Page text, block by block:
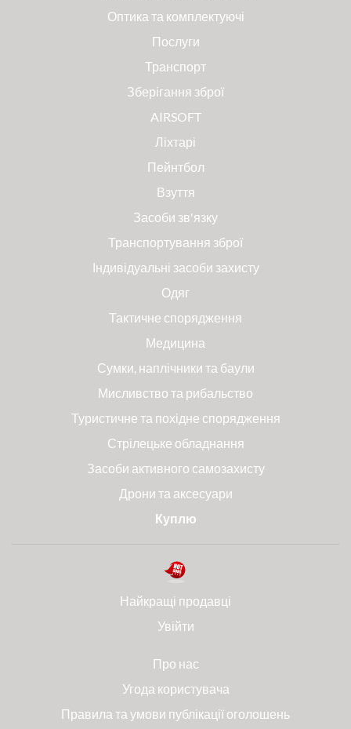
Оптика та комплектуючі
Послуги
Транспорт
Зберігання зброї
AIRSOFT
Ліхтарі
Пейнтбол
Взуття
Засоби зв'язку
Транспортування зброї
Індивідуальні засоби захисту
Одяг
Тактичне спорядження
Медицина
Сумки, наплічники та баули
Мисливство та рибальство
Туристичне та похідне спорядження
Стрілецьке обладнання
Засоби активного самозахисту
Дрони та аксесуари
Куплю
Найкращі продавці
Увійти
Про нас
Угода користувача
Правила та умови публікації оголошень